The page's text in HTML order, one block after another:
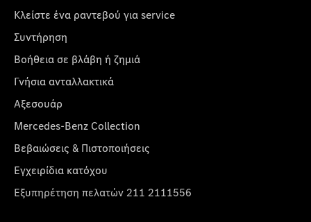
Κλείστε ένα ραντεβού για service
Συντήρηση
Βοήθεια σε βλάβη ή ζημιά
Γνήσια ανταλλακτικά
Αξεσουάρ
Mercedes-Benz Collection
Βεβαιώσεις & Πιστοποιήσεις
Εγχειρίδια κατόχου
Εξυπηρέτηση πελατών 211 2111556